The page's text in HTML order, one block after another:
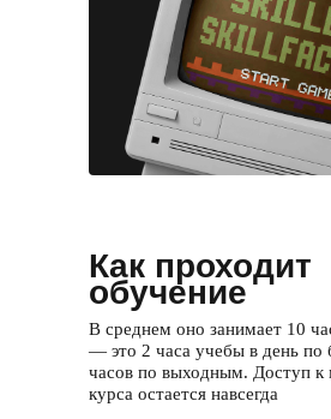
Как проходит
обучение
В среднем оно занимает 10
— это 2 часа учебы в день по
часов по выходным. Доступ к
курса остается навсегда